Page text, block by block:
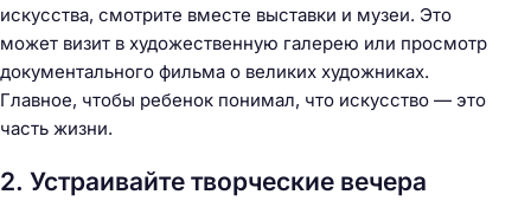
искусства, смотрите вместе выставки и музеи. Это
может визит в художественную галерею или просмотр
документального фильма о великих художниках.
Главное, чтобы ребенок понимал, что искусство — это
часть жизни.
2. Устраивайте творческие вечера